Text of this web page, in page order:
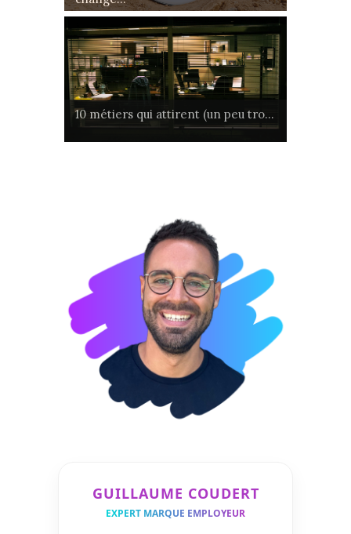
10 métiers qui attirent (un peu tro...
GUILLAUME COUDERT
EXPERT MARQUE EMPLOYEUR